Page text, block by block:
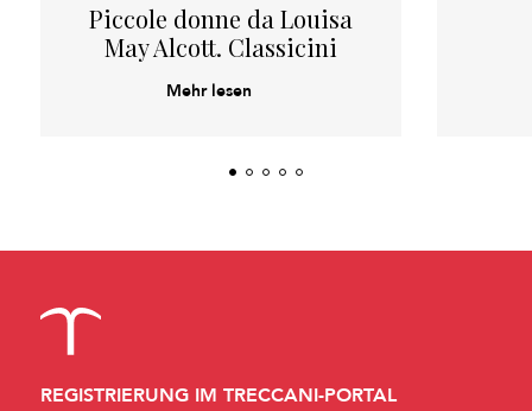
Piccole donne da Louisa
May Alcott. Classicini
Mehr lesen
REGISTRIERUNG IM TRECCANI-PORTAL